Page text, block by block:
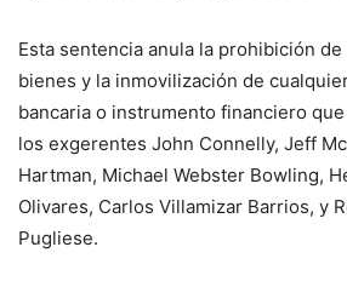
Esta sentencia anula la prohibición
bienes y la inmovilización de
bancaria o instrumento financiero
los exgerentes John Connelly, Jeff
Hartman, Michael Webster Bowling,
Olivares, Carlos Villamizar Barrios, y
Pugliese.